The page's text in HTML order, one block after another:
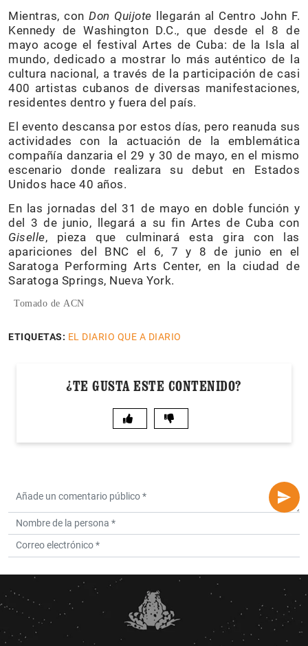
Mientras, con Don Quijote llegarán al Centro John F.
Kennedy de Washington D.C., que desde el 8 de
mayo acoge el festival Artes de Cuba: de la Isla al
mundo, dedicado a mostrar lo más auténtico de la
cultura nacional, a través de la participación de casi
400 artistas cubanos de diversas manifestaciones,
residentes dentro y fuera del país.
El evento descansa por estos días, pero reanuda sus
actividades con la actuación de la emblemática
compañía danzaria el 29 y 30 de mayo, en el mismo
escenario donde realizara su debut en Estados
Unidos hace 40 años.
En las jornadas del 31 de mayo en doble función y
del 3 de junio, llegará a su fin Artes de Cuba con
Giselle, pieza que culminará esta gira con las
apariciones del BNC el 6, 7 y 8 de junio en el
Saratoga Performing Arts Center, en la ciudad de
Saratoga Springs, Nueva York.
Tomado de ACN
ETIQUETAS: EL DIARIO QUE A DIARIO
¿TE GUSTA ESTE CONTENIDO?